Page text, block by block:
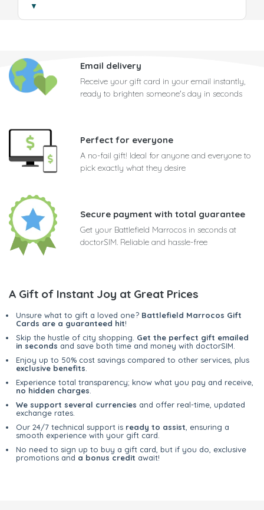
▼
Email delivery
Receive your gift card in your email instantly,
ready to brighten someone's day in seconds
Perfect for everyone
A no-fail gift! Ideal for anyone and everyone to
pick exactly what they desire
Secure payment with total guarantee
Get your Battlefield Marrocos in seconds at
doctorSIM. Reliable and hassle-free
A Gift of Instant Joy at Great Prices
Unsure what to gift a loved one? Battlefield Marrocos Gift
Cards are a guaranteed hit!
Skip the hustle of city shopping. Get the perfect gift emailed
in seconds and save both time and money with doctorSIM.
Enjoy up to 50% cost savings compared to other services, plus
exclusive benefits
Experience total transparency; know what you pay and receive,
no hidden charges
We support several currencies and offer real-time, updated
exchange rates.
Our 24/7 technical support is ready to assist , ensuring a
smooth experience with your gift card.
No need to sign up to buy a gift card, but if you do, exclusive
promotions and a bonus credit await!